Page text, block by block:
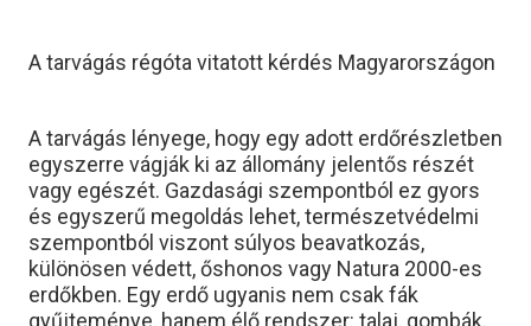
A tarvágás régóta vitatott kérdés Magyarországon
A tarvágás lényege, hogy egy adott erdőrészletben
egyszerre vágják ki az állomány jelentős részét
vagy egészét. Gazdasági szempontból ez gyors
és egyszerű megoldás lehet, természetvédelmi
szempontból viszont súlyos beavatkozás,
különösen védett, őshonos vagy Natura 2000-es
erdőkben. Egy erdő ugyanis nem csak fák
gyűjteménye, hanem élő rendszer: talaj, gombák,